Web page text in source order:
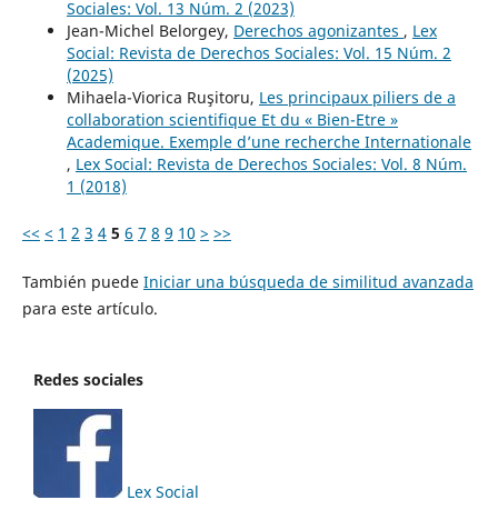
Sociales: Vol. 13 Núm. 2 (2023)
Jean-Michel Belorgey, Derechos agonizantes , Lex
Social: Revista de Derechos Sociales: Vol. 15 Núm. 2
(2025)
Mihaela-Viorica Ruşitoru, Les principaux piliers de a
collaboration scientifique Et du « Bien-Etre »
Academique. Exemple d’une recherche Internationale
, Lex Social: Revista de Derechos Sociales: Vol. 8 Núm.
1 (2018)
<< < 1 2 3 4 5 6 7 8 9 10 > >>
También puede Iniciar una búsqueda de similitud avanzada
para este artículo.
Redes sociales
Lex Social